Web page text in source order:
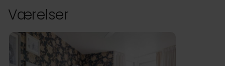
Værelser